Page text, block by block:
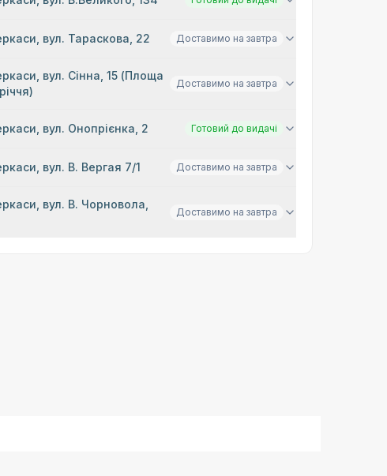
вул. Тараскова, 22 Доставимо на завтра
вул. Сінна, 15 (Площа
Доставимо на завтра
вул. Онопрієнка, 2 Готовий до видачі
вул. В. Вергая 7/1 Доставимо на завтра
вул. В. Чорновола,
Доставимо на завтра